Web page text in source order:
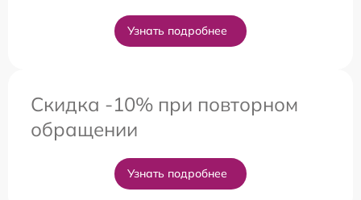
Узнать подробнее
Скидка -10% при повторном
обращении
Узнать подробнее